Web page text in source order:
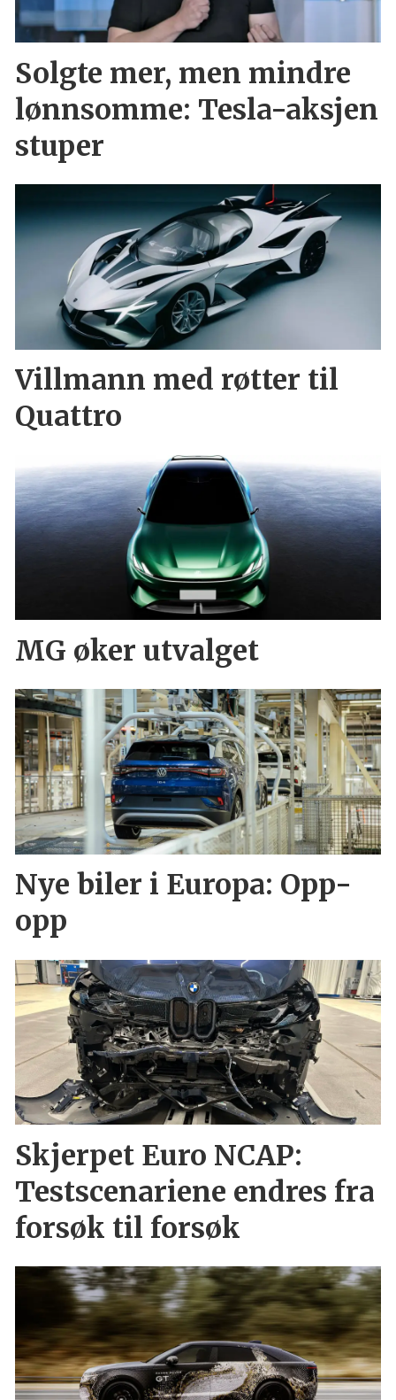
Solgte mer, men mindre
lønnsomme: Tesla-aksjen
stuper
Villmann med røtter til
Quattro
MG øker utvalget
Nye biler i Europa: Opp-
opp
Skjerpet Euro NCAP:
Testscenariene endres fra
forsøk til forsøk